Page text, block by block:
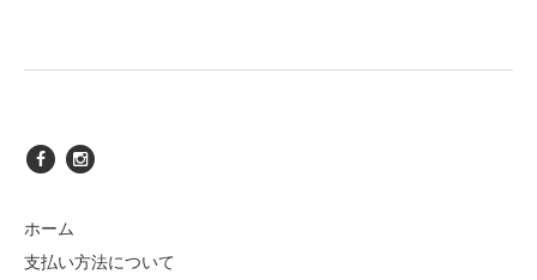
ホーム
支払い方法について